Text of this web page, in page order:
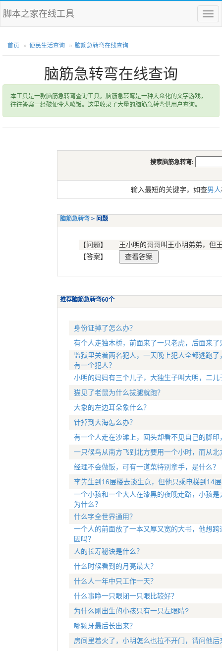
菜
单
脚本之家在线工具
首页 便民生活查询 脑筋急转弯在线查询
脑筋急转弯在线查询
本工具是一款脑筋急转弯查询工具。脑筋急转弯是一种大众化的文字游戏，
往往答案一经破便令人喷饭。这里收录了大量的脑筋急转弯供用户查询。
搜索脑筋急转弯:
输入最短的关键字，如查男人
脑筋急转弯 > 问题
【问题】
王小明的哥哥叫王小明弟弟，但
【答案】
推荐脑筋急转弯60个
身份证掉了怎么办？
有个人走独木桥，前面来了一只老虎，后面来
监狱里关着两名犯人，一天晚上犯人全都逃跑
有一个犯人？
小明的妈妈有三个儿子，大独生子叫大明，二
猫见了老鼠为什么拔腿就跑？
大象的左边耳朵象什么？
针掉到大海怎么办？
有一个人走在沙滩上，回头却看不见自己的脚印
一只候鸟从南方飞到北方要用一个小时，而从
经理不会做饭，可有一道菜特别拿手，是什么？
李先生到16层楼去谈生意，但他只乘电梯到14
一个小孩和一个大人在漆黑的夜晚走路，小孩
为什么？
什么字全世界通用？
一个人的前面放了一本又厚又宽的大书，他想
因吗？
人的长寿秘诀是什么？
什么时候看到的月亮最大？
什么人一年中只工作一天？
什么事睁一只眼闭一只眼比较好？
为什么刚出生的小孩只有一只左眼睛?
哪颗牙最后长出来？
房间里着火了，小明怎么也拉不开门，请问他后